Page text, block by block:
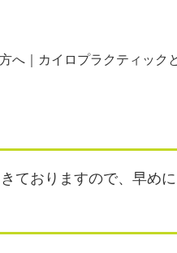
へ｜カイロプラクティック
ておりますので、早め